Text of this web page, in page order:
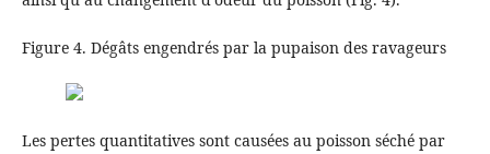
Figure 4. Dégâts engendrés par la pupaison des ravageurs
Les pertes quantitatives sont causées au poisson séché par